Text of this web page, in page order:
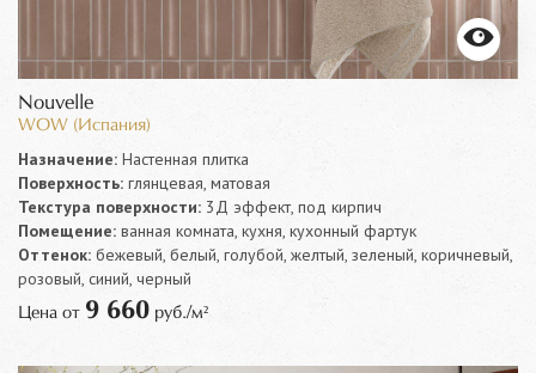
Nouvelle
WOW (Испания)
Назначение: Настенная плитка
Поверхность: глянцевая, матовая
Текстура поверхности: 3Д эффект, под кирпич
Помещение: ванная комната, кухня, кухонный фартук
Оттенок: бежевый, белый, голубой, желтый, зеленый, коричневый,
розовый, синий, черный
Цена от 9 660 руб./м²